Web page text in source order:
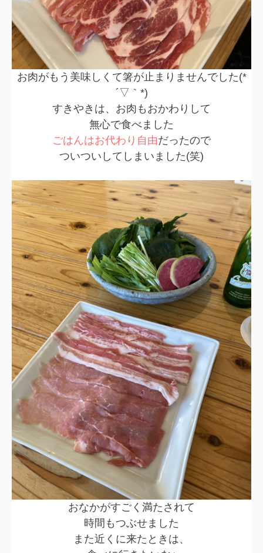
お肉がもう美味しくて箸が止まりませんでした(*
´▽｀*)
すきやきは、お肉もおかわりして
無心で食べました
ごはんはお代わり自由だったので
ついついしてしまいました(笑)
おなかがすごく満たされて
時間もつぶせました
また近くに来たときは、